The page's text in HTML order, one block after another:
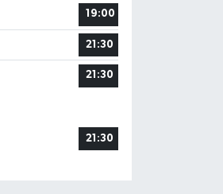
19:00
21:30
21:30
21:30